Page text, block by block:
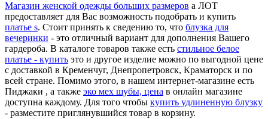
Магазин женской одежды больших размеров а ЛОТ
предоставляет для Вас возможность подобрать и купить
платье s. Стоит принять к сведению то, что блузка для
вечеринки - это отличный вариант для дополнения Вашего
гардероба. В каталоге товаров также есть стильное белое
платье - купить это и другое изделие можно по выгодной цене
с доставкой в Кременчуг, Днепропетровск, Краматорск и по
всей стране. Помимо этого, в нашем интернет-магазине есть
Пиджаки , а также эко мех шубы, цена в онлайн магазине
доступна каждому. Для того чтобы купить удлиненную блузку
- разместите приглянувшийся товар в корзину.